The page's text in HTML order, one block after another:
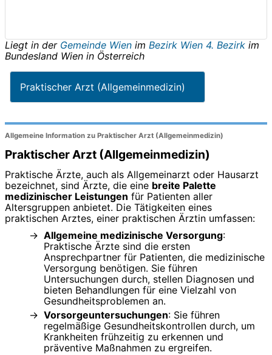
Liegt in der Gemeinde Wien im Bezirk Wien 4. Bezirk im
Bundesland Wien in Österreich
Praktischer Arzt (Allgemeinmedizin)
Allgemeine Information zu Praktischer Arzt (Allgemeinmedizin)
Praktischer Arzt (Allgemeinmedizin)
Praktische Ärzte, auch als Allgemeinarzt oder Hausarzt
bezeichnet, sind Ärzte, die eine breite Palette
medizinischer Leistungen für Patienten aller
Altersgruppen anbietet. Die Tätigkeiten eines
praktischen Arztes, einer praktischen Ärztin umfassen:
Allgemeine medizinische Versorgung:
Praktische Ärzte sind die ersten
Ansprechpartner für Patienten, die medizinische
Versorgung benötigen. Sie führen
Untersuchungen durch, stellen Diagnosen und
bieten Behandlungen für eine Vielzahl von
Gesundheitsproblemen an.
Vorsorgeuntersuchungen: Sie führen
regelmäßige Gesundheitskontrollen durch, um
Krankheiten frühzeitig zu erkennen und
präventive Maßnahmen zu ergreifen.